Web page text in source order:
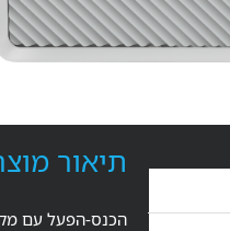
תיאור
הכנס-הפעל עם